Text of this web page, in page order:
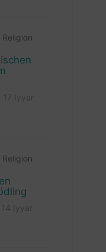
Religion
Religion